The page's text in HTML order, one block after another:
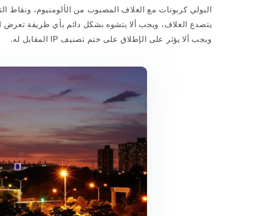
البولي كربونات مع الغلاف المصبوب من الألومنيوم، ونقاط
يتصدع الغلاف، ويجب ألا يتشوه بشكل دائم بأي طريقة تعرض
ويجب ألا يؤثر على الإطلاق على ختم تصنيف IP المقابل له.